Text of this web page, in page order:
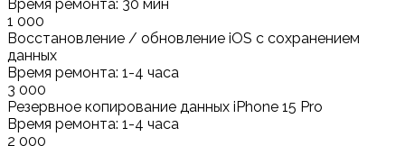
Время ремонта: 30 мин
1 000
Восстановление / обновление iOS с сохранением
данных
Время ремонта: 1-4 часа
3 000
Резервное копирование данных iPhone 15 Pro
Время ремонта: 1-4 часа
2 000